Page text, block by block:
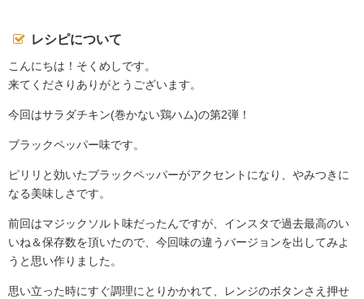
レシピについて
こんにちは！そくめしです。
来てくださりありがとうございます。
今回はサラダチキン(巻かない鶏ハム)の第2弾！
ブラックペッパー味です。
ピリリと効いたブラックペッパーがアクセントになり、やみつきに
なる美味しさです。
前回はマジックソルト味だったんですが、インスタで過去最高のい
いね＆保存数を頂いたので、今回味の違うバージョンを出してみよ
うと思い作りました。
思い立った時にすぐ調理にとりかかれて、レンジのボタンさえ押せ